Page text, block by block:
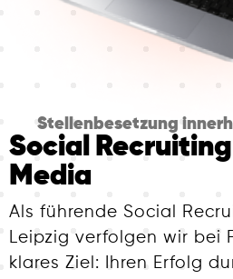
Stellenbesetzung
Social
Media
Als führende Social
Leipzig verfolgen wir bei
klares Ziel: Ihren Erfolg